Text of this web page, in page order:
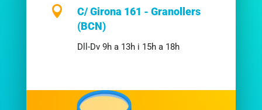

C/ Girona 161 - Granollers
(BCN)
Dll-Dv 9h a 13h i 15h a 18h